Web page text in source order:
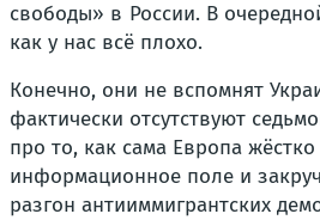
свободы» в России. В
как у нас всё плохо.
Конечно, они не вспомнят
фактически отсутствуют
про то, как сама Европа
информационное поле и
разгон антииммигрантских